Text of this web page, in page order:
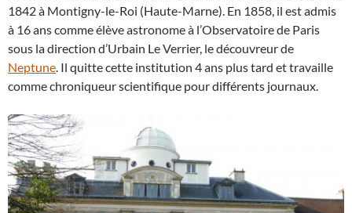
1842 à Montigny-le-Roi (Haute-Marne). En 1858, il est admis
à 16 ans comme élève astronome à l’Observatoire de Paris
sous la direction d’Urbain Le Verrier, le découvreur de
Neptune . Il quitte cette institution 4 ans plus tard et travaille
comme chroniqueur scientifique pour différents journaux.